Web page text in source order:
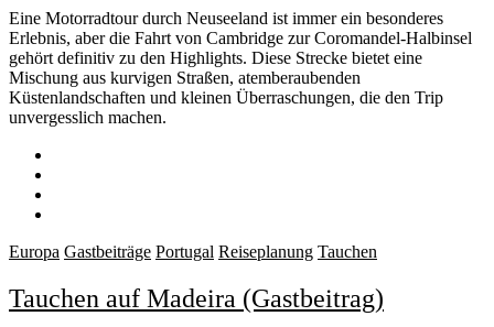
Eine Motorradtour durch Neuseeland ist immer ein besonderes
Erlebnis, aber die Fahrt von Cambridge zur Coromandel-Halbinsel
gehört definitiv zu den Highlights. Diese Strecke bietet eine
Mischung aus kurvigen Straßen, atemberaubenden
Küstenlandschaften und kleinen Überraschungen, die den Trip
unvergesslich machen.
Europa Gastbeiträge Portugal Reiseplanung Tauchen
Tauchen auf Madeira (Gastbeitrag)